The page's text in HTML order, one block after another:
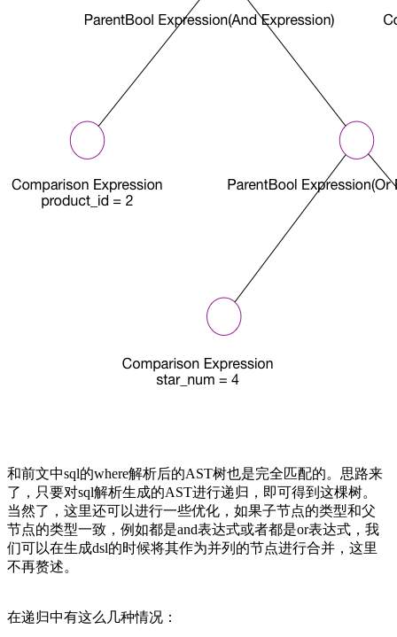
和前文中sql的where解析后的AST树也是完全匹配的。思路来
了，只要对sql解析生成的AST进行递归，即可得到这棵树。
当然了，这里还可以进行一些优化，如果子节点的类型和父
节点的类型一致，例如都是and表达式或者都是or表达式，我
们可以在生成dsl的时候将其作为并列的节点进行合并，这里
不再赘述。
在递归中有这么几种情况：